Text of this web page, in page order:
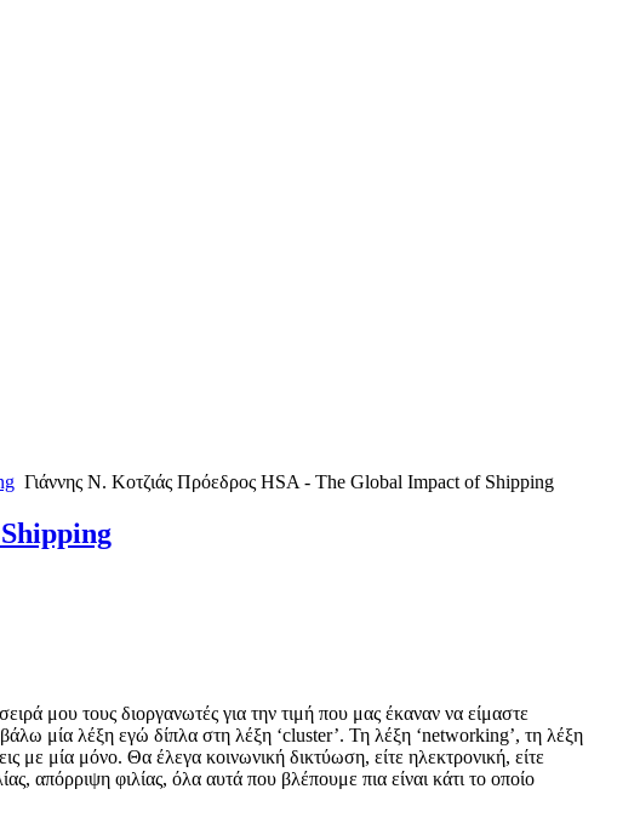
Γιάννης Ν. Κοτζιάς Πρόεδρος HSA - The Global Impact of Shipping
μου τους διοργανωτές για την τιμή που μας έκαναν να είμαστε
μία λέξη εγώ δίπλα στη λέξη ‘cluster’. Τη λέξη ‘networking’, τη λέξη
με μία μόνο. Θα έλεγα κοινωνική δικτύωση, είτε ηλεκτρονική, είτε
απόρριψη φιλίας, όλα αυτά που βλέπουμε πια είναι κάτι το οποίο